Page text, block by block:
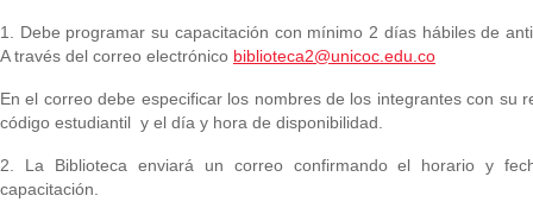
1. Debe programar su capacitación con mínimo 2 días hábiles de
A través del correo electrónico biblioteca2@unicoc.edu.co
En el correo debe especificar los nombres de los integrantes con su
código estudiantil y el día y hora de disponibilidad.
2. La Biblioteca enviará un correo confirmando el horario y
capacitación.